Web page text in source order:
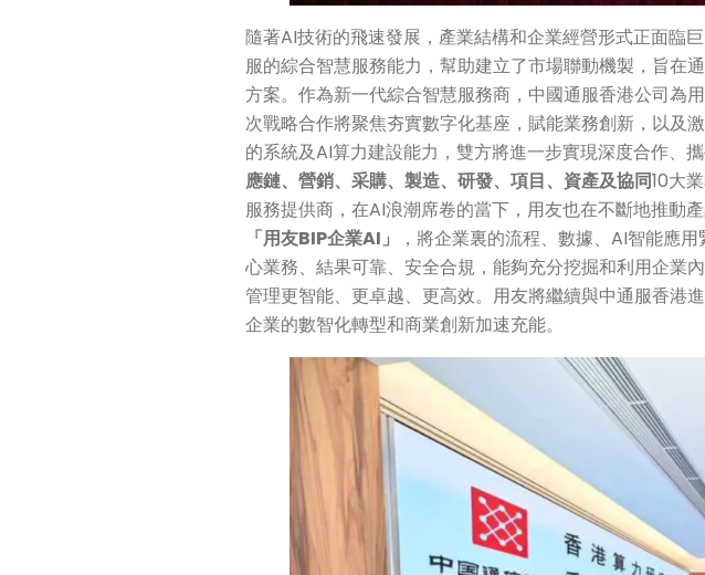
隨著AI技術的飛速發展，產業結構和企業經營形式正面臨
服的綜合智慧服務能力，幫助建立了市場聯動機製，旨在
方案。作為新一代綜合智慧服務商，中國通服香港公司為
次戰略合作將聚焦夯實數字化基座，賦能業務創新，以及
的系統及AI算力建設能力，雙方將進一步實現深度合作、
應鏈、營銷、采購、製造、研發、項目、資產及協同10大
服務提供商，在AI浪潮席卷的當下，用友也在不斷地推動
「用友BIP企業AI」
，將企業裏的流程、數據、AI智能應用
心業務、結果可靠、安全合規，能夠充分挖掘和利用企業
管理更智能、更卓越、更高效。用友將繼續與中通服香港
企業的數智化轉型和商業創新加速充能。